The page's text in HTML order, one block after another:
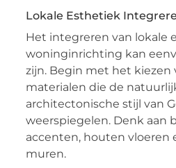
Lokale Esthetiek
Het integreren van lokale
woninginrichting kan
zijn. Begin met het kiezen
materialen die de
architectonische stijl van
weerspiegelen. Denk aan
accenten, houten vloeren
muren.